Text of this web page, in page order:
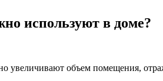
используют в доме?
увеличивают объем помещения,